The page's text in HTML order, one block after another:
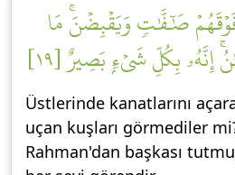
فَوۡقَهُمۡ صَٰٓفَّٰتٖ وَيَقۡبِضۡنَۚ مَا
بِكُلِّ شَيۡءِۭ بَصِيرٌ [١٩]
Üstlerinde kanatlarını
uçan kuşları görmediler
Rahman'dan başkası